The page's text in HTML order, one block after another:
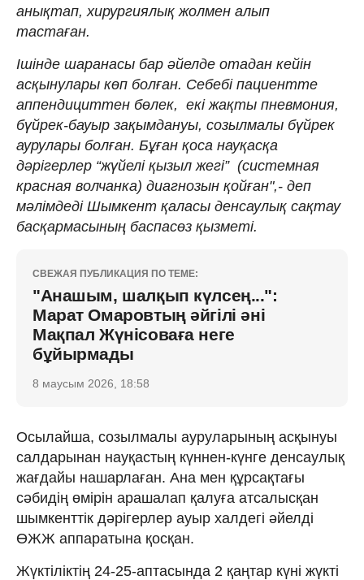
анықтап, хирургиялық жолмен алып
тастаған.
Ішінде шаранасы бар әйелде отадан кейін
асқынулары көп болған. Себебі пациентте
аппендициттен бөлек, екі жақты пневмония,
бүйрек-бауыр зақымдануы, созылмалы бүйрек
аурулары болған. Бұған қоса науқасқа
дәрігерлер “жүйелі қызыл жегі” (системная
красная волчанка) диагнозын қойған",- деп
мәлімдеді Шымкент қаласы денсаулық сақтау
басқармасының баспасөз қызметі.
СВЕЖАЯ ПУБЛИКАЦИЯ ПО ТЕМЕ:
"Анашым, шалқып күлсең...":
Марат Омаровтың әйгілі әні
Мақпал Жүнісоваға неге
бұйырмады
8 маусым 2026, 18:58
Осылайша, созылмалы ауруларының асқынуы
салдарынан науқастың күннен-күнге денсаулық
жағдайы нашарлаған. Ана мен құрсақтағы
сәбидің өмірін арашалап қалуға атсалысқан
шымкенттік дәрігерлер ауыр халдегі әйелді
ӨЖЖ аппаратына қосқан.
Жүктіліктің 24-25-аптасында 2 қаңтар күні жүкті